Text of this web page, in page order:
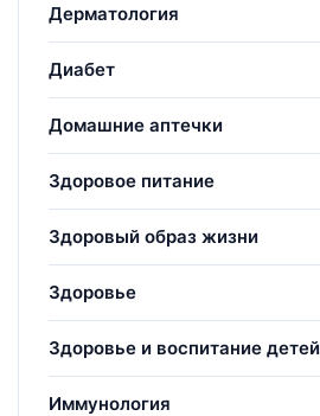
Дерматология
Диабет
Домашние аптечки
Здоровое питание
Здоровый образ жизни
Здоровье
Здоровье и воспитание детей
Иммунология